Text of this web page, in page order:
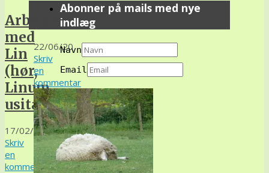
Arbeide
med
Lin
(hør,
Linum
usitatissimum)
17/02/25
Skriv
en
kommentar
Tekstil
22/06/20
Skriv
en
kommentar
Abonner på mails med nye
indlæg
Navn
Email